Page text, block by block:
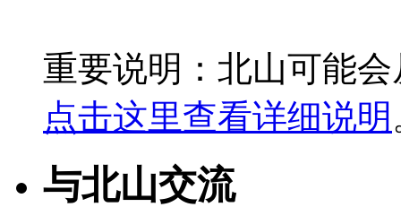
重要说明：北山可能
点击这里查看详细说明
与北山交流